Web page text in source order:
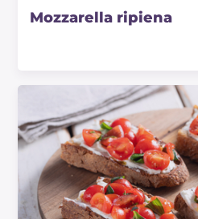
Mozzarella ripiena